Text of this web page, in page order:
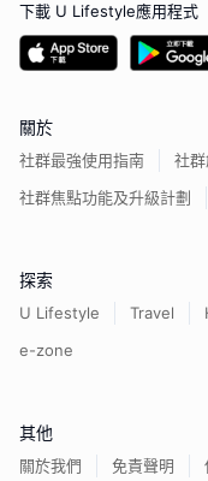
下載 U Lifestyle應用程式
關於
社群最強使用指南
社
社群焦點功能及升級計劃
探索
U Lifestyle Travel
e-zone
其他
關於我們 免責聲明